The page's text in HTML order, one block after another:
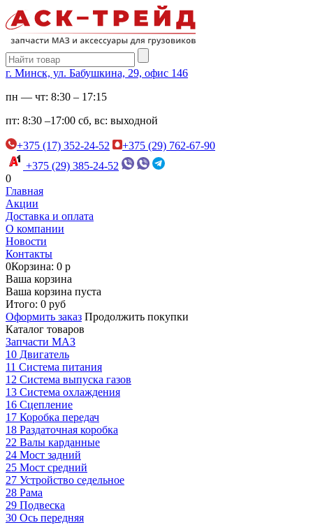
г. Минск, ул. Бабушкина, 29, офис 146
пн — чт: 8:30 – 17:15
пт: 8:30 –17:00 сб, вс: выходной
+375 (17) 352-24-52
+375 (29) 762-67-90
+375 (29) 385-24-52
0
Главная
Акции
Доставка и оплата
О компании
Новости
Контакты
0Корзина: 0 р
Ваша корзина
Ваша корзина пуста
Итого: 0 руб
Оформить заказ Продолжить покупки
Каталог товаров
Запчасти МАЗ
10 Двигатель
11 Система питания
12 Система выпуска газов
13 Система охлаждения
16 Сцепление
17 Коробка передач
18 Раздаточная коробка
22 Валы карданные
24 Мост задний
25 Мост средний
27 Устройство седельное
28 Рама
29 Подвеска
30 Ось передняя